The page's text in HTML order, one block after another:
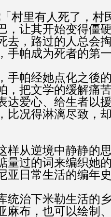
村里有人死了，村
，让其开始变得僵
去，路过的人总会
手帕成为死者的第
手帕经她点化之後
，把文学的缓解痛
达爱心、给生者以
比况得淋漓尽致，
样从逆境中静静的
量过的词来编织她
亚日常生活的编年
统治下米勒生活的
麻布，也可以绘制